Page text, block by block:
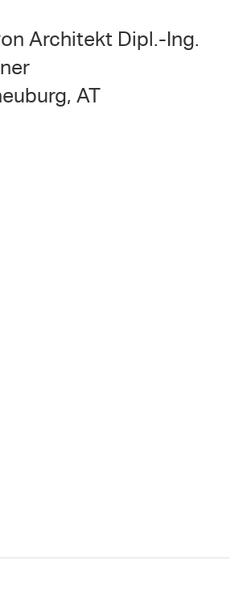
Architekt Dipl.-Ing.
AT